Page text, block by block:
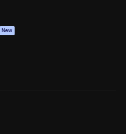
New